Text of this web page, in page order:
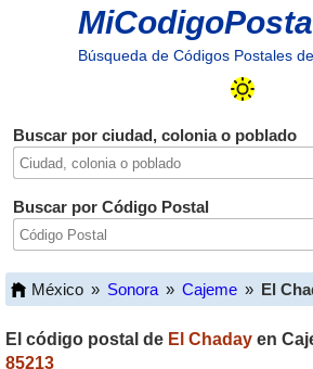
Búsqueda de Códigos Postales
Buscar por ciudad, colonia o poblado
Buscar por Código Postal
México » Sonora » Cajeme » El
El código postal de El Chaday en
85213